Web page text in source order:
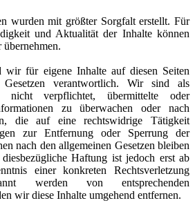
wurden mit größter Sorgfalt erstellt. Für
und Aktualität der Inhalte können
wir für eigene Inhalte auf diesen Seiten
verantwortlich. Wir sind als
nicht verpflichtet, übermittelte oder
zu überwachen oder nach
die auf eine rechtswidrige Tätigkeit
zur Entfernung oder Sperrung der
nach den allgemeinen Gesetzen bleiben
Haftung ist jedoch erst ab
einer konkreten Rechtsverletzung
werden von entsprechenden
wir diese Inhalte umgehend entfernen.